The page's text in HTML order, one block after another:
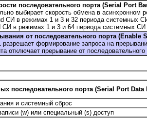
последовательного порта (Serial Port
выбирает скорость обмена в асинхронном
СИ в режимах 1 и 3 и 32 периода системных
СИ в режимах 1 и 3 и 64 периода системных СИ
от последовательного порта (Enable
разрешает формирование запроса на
отключает прерывание от последовательного
последовательного порта (Serial Port Data
и системный сброс
(w) или специальный (s) доступ